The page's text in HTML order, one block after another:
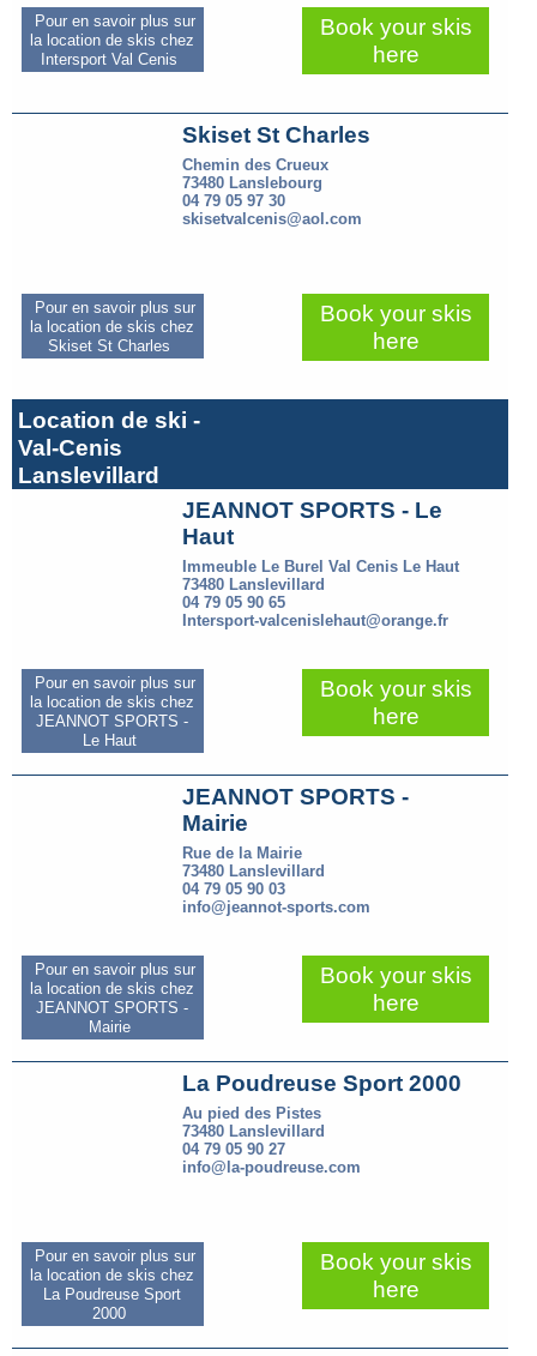
Pour en savoir plus sur
la location de skis chez
Intersport Val Cenis
Book your skis
here
Skiset St Charles
Chemin des Crueux
73480 Lanslebourg
04 79 05 97 30
skisetvalcenis@aol.com
Pour en savoir plus sur
la location de skis chez
Skiset St Charles
Book your skis
here
Location de ski -
Val-Cenis
Lanslevillard
JEANNOT SPORTS - Le
Haut
Immeuble Le Burel Val Cenis Le Haut
73480 Lanslevillard
04 79 05 90 65
Intersport-valcenislehaut@orange.fr
Pour en savoir plus sur
la location de skis chez
JEANNOT SPORTS -
Le Haut
Book your skis
here
JEANNOT SPORTS -
Mairie
Rue de la Mairie
73480 Lanslevillard
04 79 05 90 03
info@jeannot-sports.com
Pour en savoir plus sur
la location de skis chez
JEANNOT SPORTS -
Mairie
Book your skis
here
La Poudreuse Sport 2000
Au pied des Pistes
73480 Lanslevillard
04 79 05 90 27
info@la-poudreuse.com
Pour en savoir plus sur
la location de skis chez
La Poudreuse Sport
2000
Book your skis
here